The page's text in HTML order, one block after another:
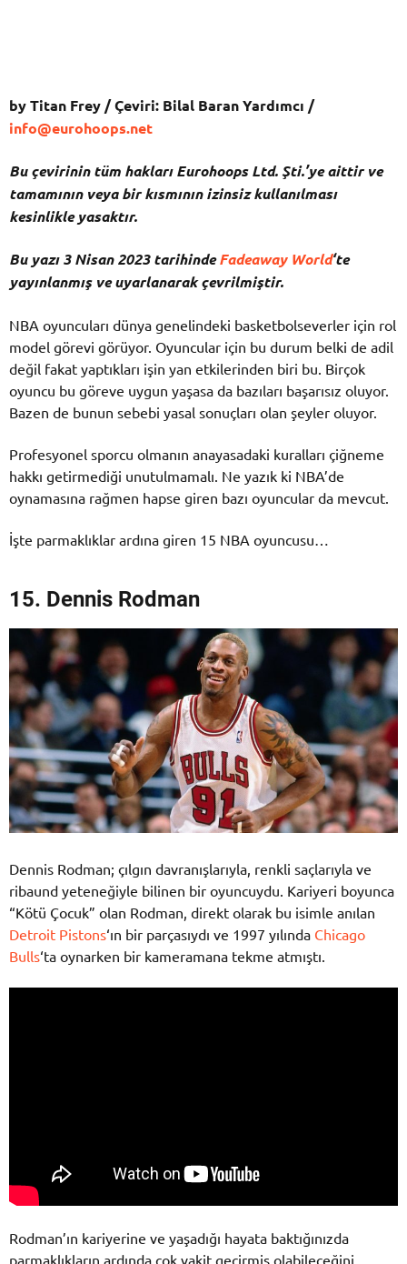
by Titan Frey / Çeviri: Bilal Baran Yardımcı /
info@eurohoops.net
Bu çevirinin tüm hakları Eurohoops Ltd. Şti.’ye aittir ve
tamamının veya bir kısmının izinsiz kullanılması
kesinlikle yasaktır.
Bu yazı 3 Nisan 2023 tarihindeFadeaway World‘te
yayınlanmış ve uyarlanarak çevrilmiştir.
NBA oyuncuları dünya genelindeki basketbolseverler için rol
model görevi görüyor. Oyuncular için bu durum belki de adil
değil fakat yaptıkları işin yan etkilerinden biri bu. Birçok
oyuncu bu göreve uygun yaşasa da bazıları başarısız oluyor.
Bazen de bunun sebebi yasal sonuçları olan şeyler oluyor.
Profesyonel sporcu olmanın anayasadaki kuralları çiğneme
hakkı getirmediği unutulmamalı. Ne yazık ki NBA’de
oynamasına rağmen hapse giren bazı oyuncular da mevcut.
İşte parmaklıklar ardına giren 15 NBA oyuncusu…
15. Dennis Rodman
Dennis Rodman; çılgın davranışlarıyla, renkli saçlarıyla ve
ribaund yeteneğiyle bilinen bir oyuncuydu. Kariyeri boyunca
“Kötü Çocuk” olan Rodman, direkt olarak bu isimle anılan
Detroit Pistons‘ın bir parçasıydı ve 1997 yılında Chicago
Bulls‘ta oynarken bir kameramana tekme atmıştı.
Rodman’ın kariyerine ve yaşadığı hayata baktığınızda
parmaklıkların ardında çok vakit geçirmiş olabileceğini